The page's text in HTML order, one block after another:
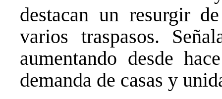
destacan un resurgir
varios traspasos.
aumentando desde
demanda de casas y